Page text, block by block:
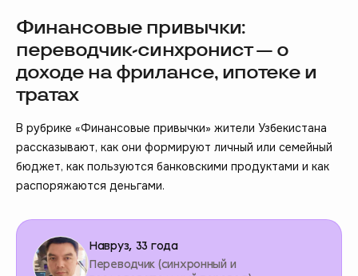
Финансовые привычки:
переводчик-синхронист — о
доходе на фрилансе, ипотеке и
тратах
В рубрике «Финансовые привычки» жители Узбекистана
рассказывают, как они формируют личный или семейный
бюджет, как пользуются банковскими продуктами и как
распоряжаются деньгами.
Навруз, 33 года
Переводчик (синхронный и